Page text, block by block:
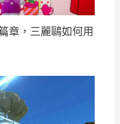
章，三麗鷗如何用